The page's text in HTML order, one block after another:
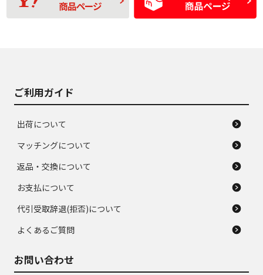
品
の中古品
ご利用ガイド
出荷について
マッチングについて
返品・交換について
お支払について
代引受取辞退(拒否)について
よくあるご質問
お問い合わせ